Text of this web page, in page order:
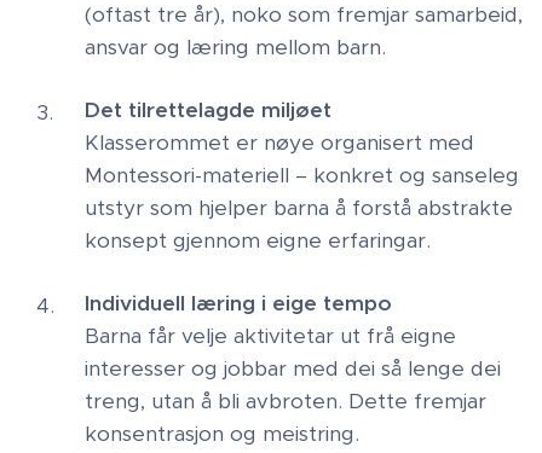
(oftast tre år), noko som fremjar samarbeid,
ansvar og læring mellom barn.
Det tilrettelagde miljøet
Klasserommet er nøye organisert med
Montessori-materiell – konkret og sanseleg
utstyr som hjelper barna å forstå abstrakte
konsept gjennom eigne erfaringar.
Individuell læring i eige tempo
Barna får velje aktivitetar ut frå eigne
interesser og jobbar med dei så lenge dei
treng, utan å bli avbroten. Dette fremjar
konsentrasjon og meistring.